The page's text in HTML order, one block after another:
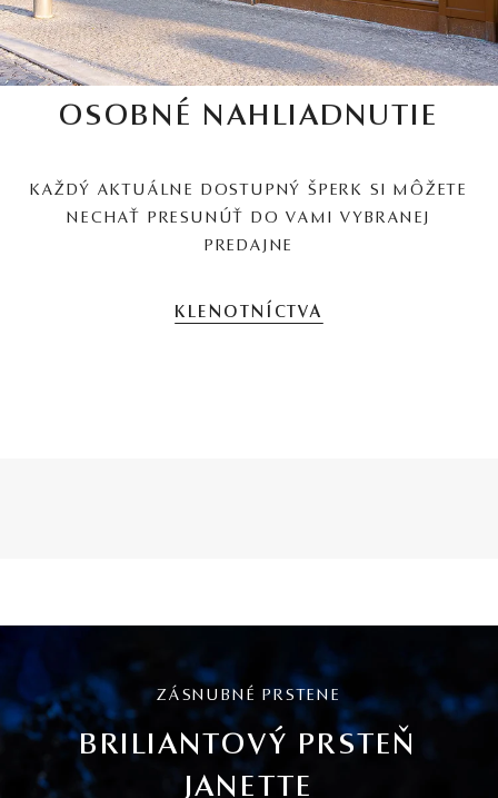
OSOBNÉ NAHLIADNUTIE
KAŽDÝ AKTUÁLNE DOSTUPNÝ ŠPERK SI MÔŽETE
NECHAŤ PRESUNÚŤ DO VAMI VYBRANEJ
PREDAJNE
KLENOTNÍCTVA
ZÁSNUBNÉ PRSTENE
BRILIANTOVÝ PRSTEŇ
JANETTE